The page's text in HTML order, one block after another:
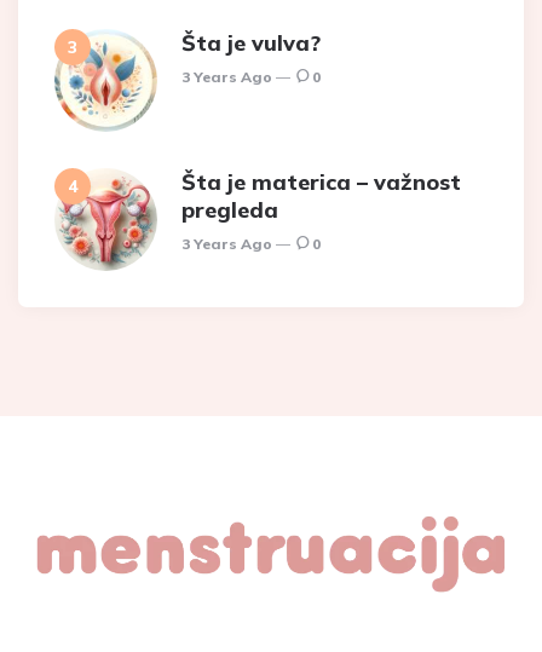
Šta je vulva?
3 Years Ago 0
Šta je materica – važnost
pregleda
3 Years Ago 0